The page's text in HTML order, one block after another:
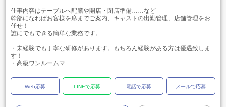
仕事内容はテーブルへ配膳や開店・閉店準備……など
幹部になればお客様を席までご案内、キャストの出勤管理、店舗管理をお
任せ！
誰にでもできる簡単な業務です。
・未経験でも丁寧な研修があります。もちろん経験がある方は優遇致しま
す！
・高級ワンルームマ...
Web応募 LINEで応募 電話で応募 メールで応募